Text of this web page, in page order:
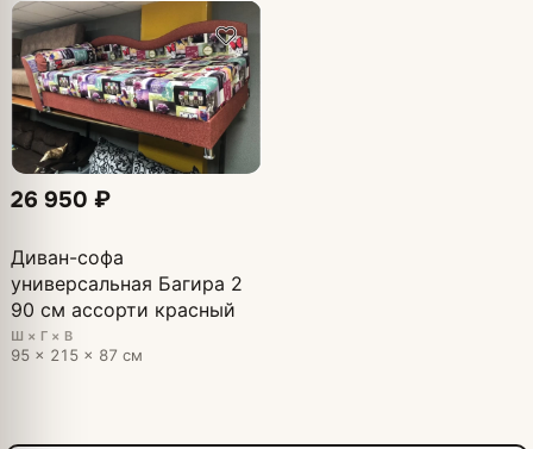
26 950 ₽
Диван-софа
универсальная Багира 2
90 см ассорти красный
Ш × Г × В
95 × 215 × 87 см